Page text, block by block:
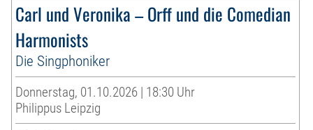
Carl und Veronika – Orff und die Comedian
Harmonists
Die Singphoniker
Donnerstag, 01.10.2026 | 18:30 Uhr
Philippus Leipzig